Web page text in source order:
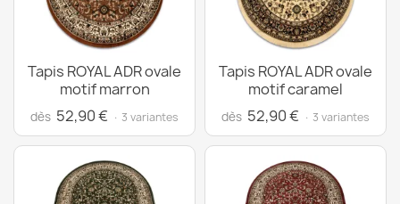
Tapis ROYAL ADR ovale
motif marron
dès 52,90 € · 3 variantes
Tapis ROYAL ADR ovale
motif caramel
dès 52,90 € · 3 variantes